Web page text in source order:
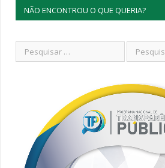
NÃO ENCONTROU O QUE QUERIA?